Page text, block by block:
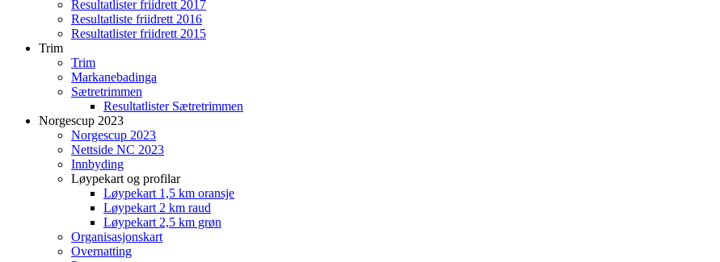
Resultatlister friidrett 2017
Resultatliste friidrett 2016
Resultatlister friidrett 2015
Trim
Trim
Markanebadinga
Sætretrimmen
Resultatlister Sætretrimmen
Norgescup 2023
Norgescup 2023
Nettside NC 2023
Innbyding
Løypekart og profilar
Løypekart 1,5 km oransje
Løypekart 2 km raud
Løypekart 2,5 km grøn
Organisasjonskart
Overnatting